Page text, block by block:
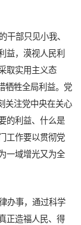
干部只见小我、
益，漠视人民利
取实用主义态
牺牲全局利益。党
关注党中央在关心
的利益、什么是
工作要以贯彻党
一域增光又为全
办事，通过科学
正造福人民、得